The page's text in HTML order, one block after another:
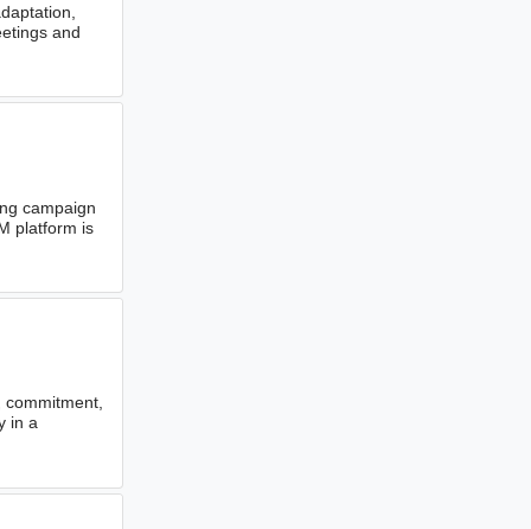
and
campaign
platform is
commitment,
in a